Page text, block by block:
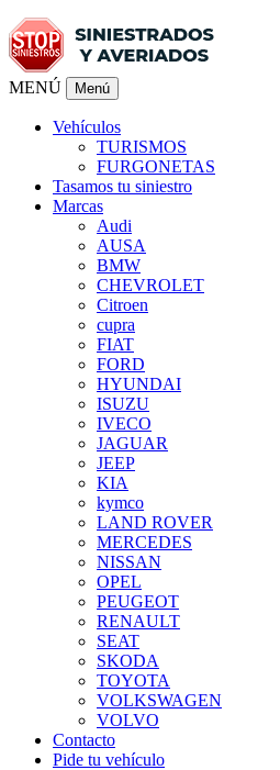
MENÚ Menú
Vehículos
TURISMOS
FURGONETAS
Tasamos tu siniestro
Marcas
Audi
AUSA
BMW
CHEVROLET
Citroen
cupra
FIAT
FORD
HYUNDAI
ISUZU
IVECO
JAGUAR
JEEP
KIA
kymco
LAND ROVER
MERCEDES
NISSAN
OPEL
PEUGEOT
RENAULT
SEAT
SKODA
TOYOTA
VOLKSWAGEN
VOLVO
Contacto
Pide tu vehículo